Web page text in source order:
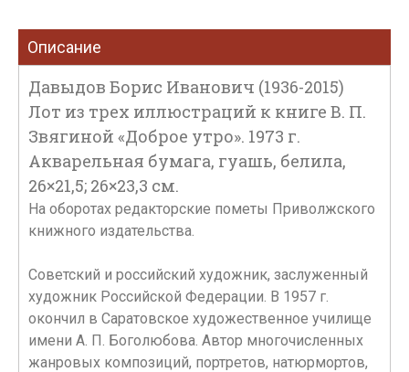
Описание
Давыдов Борис Иванович (1936-2015)
Лот из трех иллюстраций к книге В. П.
Звягиной «Доброе утро». 1973 г.
Акварельная бумага, гуашь, белила,
26×21,5; 26×23,3 см.
На оборотах редакторские пометы Приволжского
книжного издательства.
Советский и российский художник, заслуженный
художник Российской Федерации. В 1957 г.
окончил в Саратовское художественное училище
имени А. П. Боголюбова. Автор многочисленных
жанровых композиций, портретов, натюрмортов,